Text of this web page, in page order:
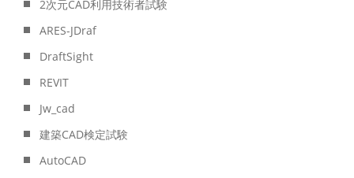
2次元CAD利用技術者試験
ARES-JDraf
DraftSight
REVIT
Jw_cad
建築CAD検定試験
AutoCAD